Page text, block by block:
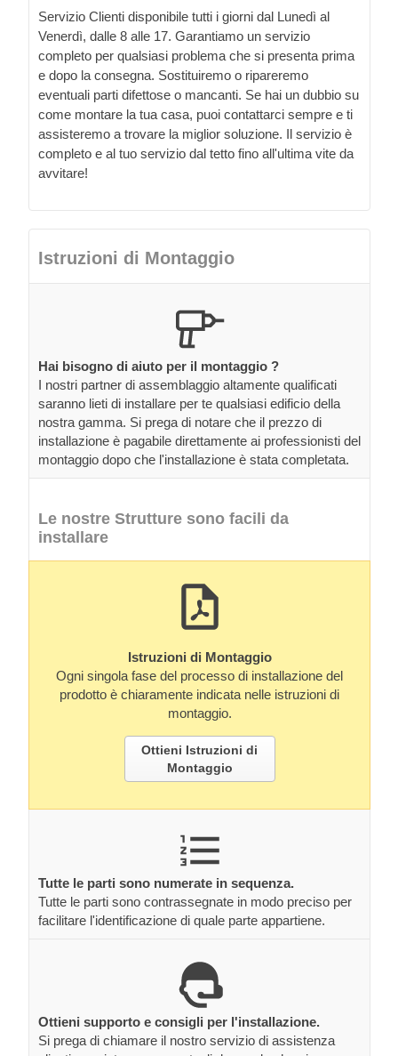
Servizio Clienti disponibile tutti i giorni dal Lunedì al
Venerdì, dalle 8 alle 17. Garantiamo un servizio
completo per qualsiasi problema che si presenta prima
e dopo la consegna. Sostituiremo o ripareremo
eventuali parti difettose o mancanti. Se hai un dubbio su
come montare la tua casa, puoi contattarci sempre e ti
assisteremo a trovare la miglior soluzione. Il servizio è
completo e al tuo servizio dal tetto fino all'ultima vite da
avvitare!
Istruzioni di Montaggio
Hai bisogno di aiuto per il montaggio ?
I nostri partner di assemblaggio altamente qualificati
saranno lieti di installare per te qualsiasi edificio della
nostra gamma. Si prega di notare che il prezzo di
installazione è pagabile direttamente ai professionisti del
montaggio dopo che l'installazione è stata completata.
Le nostre Strutture sono facili da
installare
Istruzioni di Montaggio
Ogni singola fase del processo di installazione del
prodotto è chiaramente indicata nelle istruzioni di
montaggio.
Ottieni Istruzioni di
Montaggio
Tutte le parti sono numerate in sequenza.
Tutte le parti sono contrassegnate in modo preciso per
facilitare l'identificazione di quale parte appartiene.
Ottieni supporto e consigli per l'installazione.
Si prega di chiamare il nostro servizio di assistenza